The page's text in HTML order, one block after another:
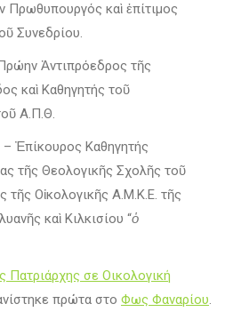
καὶ ἐπίτιμος
Συνεδρίου.
Ἀντιπρόεδρος τῆς
καὶ Καθηγητής τοῦ
Α.Π.Θ.
Ἐπίκουρος Καθηγητής
τῆς Θεολογικῆς Σχολῆς τοῦ
τῆς Οἰκολογικῆς Α.Μ.Κ.Ε. τῆς
καὶ Κιλκισίου “ὁ
Πατριάρχης σε Οικολογική
πρώτα στο Φως Φαναρίου.